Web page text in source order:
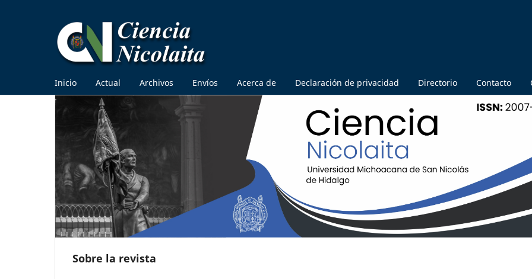
Inicio Actual Archivos Envíos Acerca de Declaración de privacidad Directorio Contacto
Sobre la revista